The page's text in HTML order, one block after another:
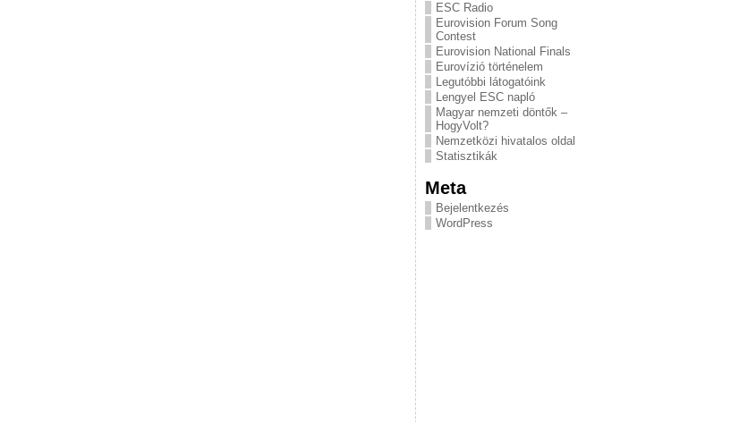
ESC Radio
Eurovision Forum Song
Contest
Eurovision National Finals
Eurovízió történelem
Legutóbbi látogatóink
Lengyel ESC napló
Magyar nemzeti döntők –
HogyVolt?
Nemzetközi hivatalos oldal
Statisztikák
Meta
Bejelentkezés
WordPress